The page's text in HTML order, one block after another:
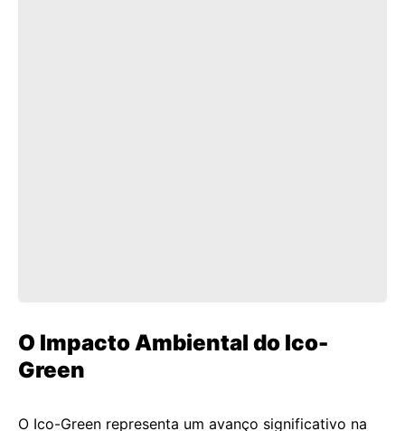
O Impacto Ambiental do Ico-
Green
O Ico-Green representa um avanço significativo na